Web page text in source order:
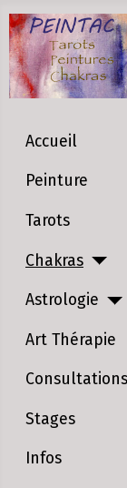
Accueil
Peinture
Tarots
Chakras
Astrologie
Art Thérapie
Consultations
Stages
Infos